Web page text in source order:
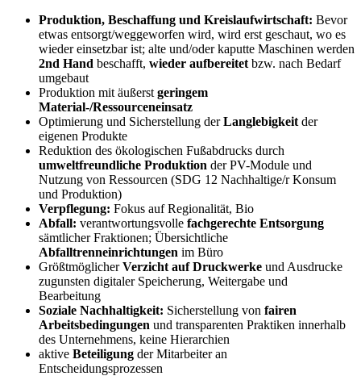
Produktion, Beschaffung und Kreislaufwirtschaft: Bevor
etwas entsorgt/weggeworfen wird, wird erst geschaut, wo es
wieder einsetzbar ist; alte und/oder kaputte Maschinen werden
2nd Hand beschafft, wieder aufbereitet bzw. nach Bedarf
umgebaut
Produktion mit äußerst geringem
Material-/Ressourceneinsatz
Optimierung und Sicherstellung derLanglebigkeit der
eigenen Produkte
Reduktion des ökologischen Fußabdrucks durch
umweltfreundliche Produktion der PV-Module und
Nutzung von Ressourcen (SDG 12 Nachhaltige/r Konsum
und Produktion)
Verpflegung: Fokus auf Regionalität, Bio
Abfall: verantwortungsvolle fachgerechte Entsorgung
sämtlicher Fraktionen; Übersichtliche
Abfalltrenneinrichtungen im Büro
GrößtmöglicherVerzicht auf Druckwerke und Ausdrucke
zugunsten digitaler Speicherung, Weitergabe und
Bearbeitung
Soziale Nachhaltigkeit: Sicherstellung von fairen
Arbeitsbedingungen und transparenten Praktiken innerhalb
des Unternehmens, keine Hierarchien
aktive Beteiligung der Mitarbeiter an
Entscheidungsprozessen